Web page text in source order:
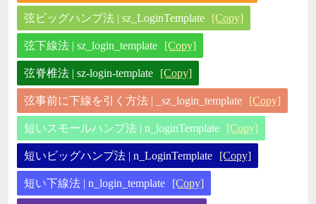
弦ビッグハンプ法 | sz_LoginTemplate [Copy]
弦下線法 | sz_login_template [Copy]
弦脊椎法 | sz-login-template [Copy]
弦事前に下線を引く方法 | _sz_login_template [Copy]
短いスモールハンプ法 | n_loginTemplate [Copy]
短いビッグハンプ法 | n_LoginTemplate [Copy]
短い下線法 | n_login_template [Copy]